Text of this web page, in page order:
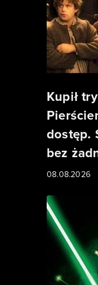
Kupił
dostęp.
bez
08.08.2026